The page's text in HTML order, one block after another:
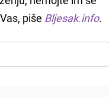
piše Bljesak.info.